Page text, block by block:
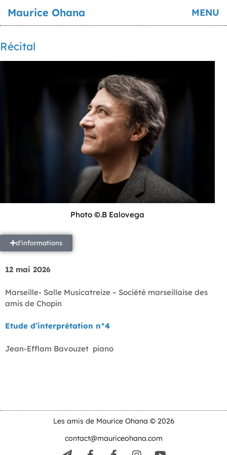
Maurice Ohana MENU
Récital
Photo ©.B Ealovega
d'informations
12 mai 2026
Marseille- Salle Musicatreize – Société marseillaise des
amis de Chopin
Etude d’interprétation n°4
Jean-Efflam Bavouzet piano
Les amis de Maurice Ohana © 2026
contact@mauriceohana.com